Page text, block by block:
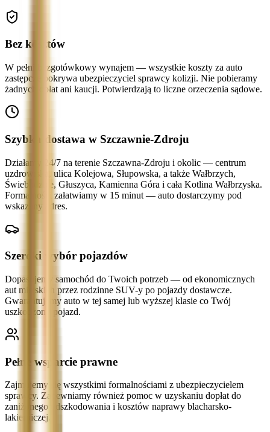
Bez kosztów
W pełni bezgotówkowy wynajem — wszystkie koszty za auto
zastępcze pokrywa ubezpieczyciel sprawcy kolizji. Nie pobieramy
żadnych opłat ani kaucji. Potwierdzają to liczne orzeczenia sądowe.
Szybka dostawa w Szczawnie-Zdroju
Działamy 24/7 na terenie Szczawna-Zdroju i okolic — centrum
uzdrowiska, ulica Kolejowa, Słupowska, a także Wałbrzych,
Świebodzice, Głuszyca, Kamienna Góra i cała Kotlina Wałbrzyska.
Formalności załatwiamy w 15 minut — auto dostarczymy pod
wskazany adres.
Szeroki wybór pojazdów
Dopasujemy samochód do Twoich potrzeb — od ekonomicznych
aut miejskich przez rodzinne SUV-y po pojazdy dostawcze.
Gwarantujemy auto w tej samej lub wyższej klasie co Twój
uszkodzony pojazd.
Pełne wsparcie prawne
Zajmujemy się wszystkimi formalnościami z ubezpieczycielem
sprawcy. Zapewniamy również pomoc w uzyskaniu dopłat do
zaniżonego odszkodowania i kosztów naprawy blacharsko-
lakierniczej.